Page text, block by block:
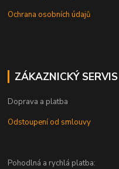
Ochrana osobních údajů
ZÁKAZNICKÝ SERVIS
Doprava a platba
Odstoupení od smlouvy
Pohodlná a rychlá platba: